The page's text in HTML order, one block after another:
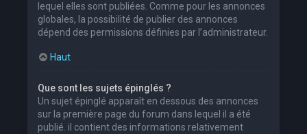
lequel elles sont publiées. Comme pour les annonces
globales, la possibilité de publier des annonces
dépend des permissions définies par l’administrateur.
Haut
Que sont les sujets épinglés ?
Un sujet épinglé apparaît en dessous des annonces
sur la première page du forum dans lequel il a été
publié. il contient des informations relativement